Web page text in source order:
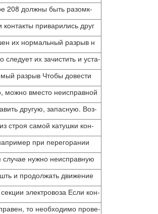
208 должны быть разомк-
контакты приварились друг
их нормальный разрыв н
следует их зачистить и уста-
разрыв Чтобы довести
можно вместо неисправной
другую, запасную. Воз-
строя самой катушки кон-
при перегорании
случае нужно неисправную
и продолжать движение
электровоза Если кон-
то необходимо прове-